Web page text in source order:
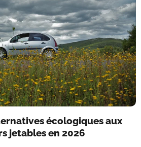
écologiques aux
jetables en 2026